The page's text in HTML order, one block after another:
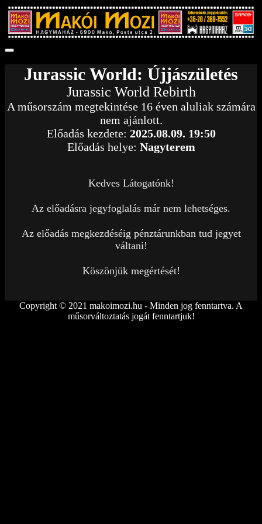
Jurassic World: Újjászületés
Jurassic World Rebirth
A műsorszám megtekintése 16 éven aluliak számára
nem ajánlott.
Előadás kezdete: 2025.08.09. 19:50
Előadás helye: Nagyterem
Kedves Látogatónk!
Az előadásra jegyfoglalás már nem lehetséges.
Az előadás megkezdéséig pénztárunkban tud jegyet
váltani!
Köszönjük megértését!
Copyright © 2021 makoimozi.hu - Minden jog fenntartva. A
műsorváltoztatás jogát fenntartjuk!